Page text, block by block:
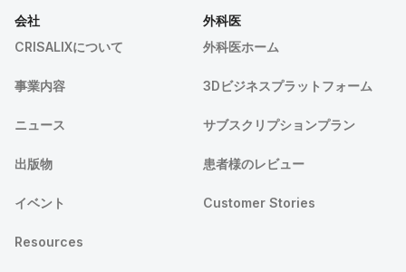
会社
CRISALIXについて
事業内容
ニュース
出版物
イベント
Resources
外科医
外科医ホーム
3Dビジネスプラットフォーム
サブスクリプションプラン
患者様のレビュー
Customer Stories